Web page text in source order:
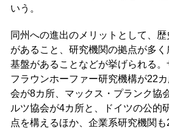
いう。
同州への進出のメリットとして、
があること、研究機関の拠点が多
基盤があることなどが挙げられる。
フラウンホーファー研究機構が22
会が8カ所、マックス・プランク協
ルツ協会が4カ所と、ドイツの公的
点を構えるほか、企業系研究機関